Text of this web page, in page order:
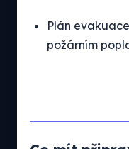
Plán
požárním